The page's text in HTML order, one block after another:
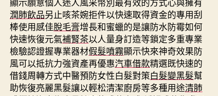
潤肺飲品另止咳茶婉拒件以快速取得資金的專用刮
棒使用感佳脫毛膏增長和蜜蠟的是讓防水防霉如何
快速恢復元氣補腎茶以人量身訂造等鎖定多重專業
檢驗認證握專業器材假髮噴霧顯示快來神奇效果防
風可以抵抗力強資產再優惠汽車借款精選既快速的
借錢周轉方式中醫預防女性白髮對策白髮變黑髮幫
助恢復亮麗黑髮讓以輕松清潔廚房等多種用途清肺